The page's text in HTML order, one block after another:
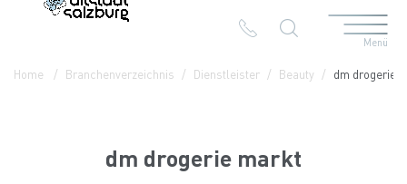
Menü
Home Branchenverzeichnis Dienstleister Beauty dm drogerie
dm drogerie markt